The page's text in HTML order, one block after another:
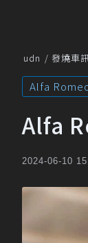
udn 發燒車
Alfa
Alfa
2024-06-10